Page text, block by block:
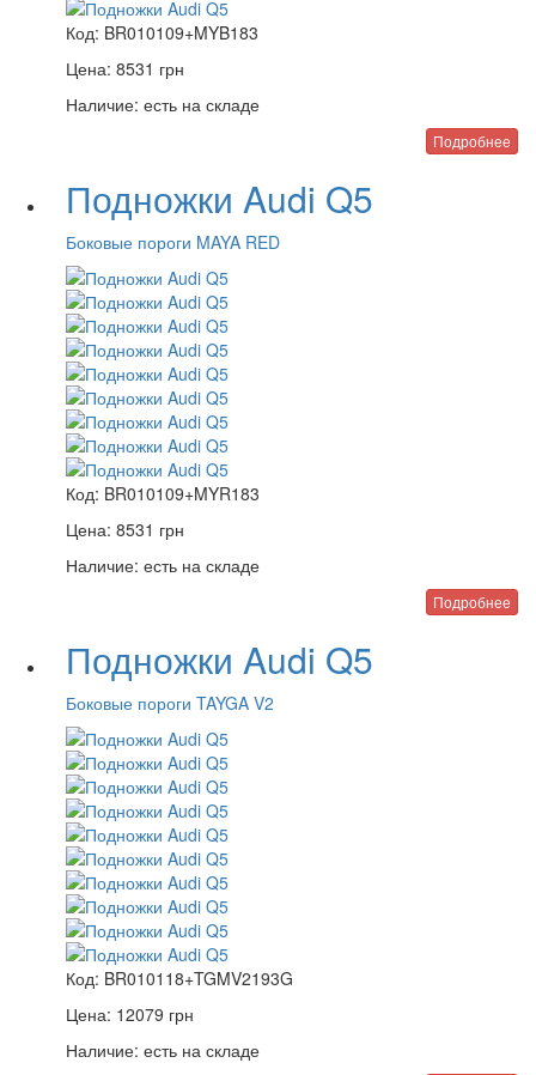
Код: BR010109+MYB183
Цена: 8531 грн
Наличие: есть на складе
Подробнее
Подножки Audi Q5
Боковые пороги MAYA RED
Код: BR010109+MYR183
Цена: 8531 грн
Наличие: есть на складе
Подробнее
Подножки Audi Q5
Боковые пороги TAYGA V2
Код: BR010118+TGMV2193G
Цена: 12079 грн
Наличие: есть на складе